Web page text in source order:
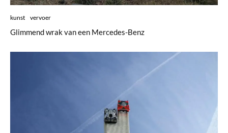
kunst vervoer
Glimmend wrak van een Mercedes-Benz